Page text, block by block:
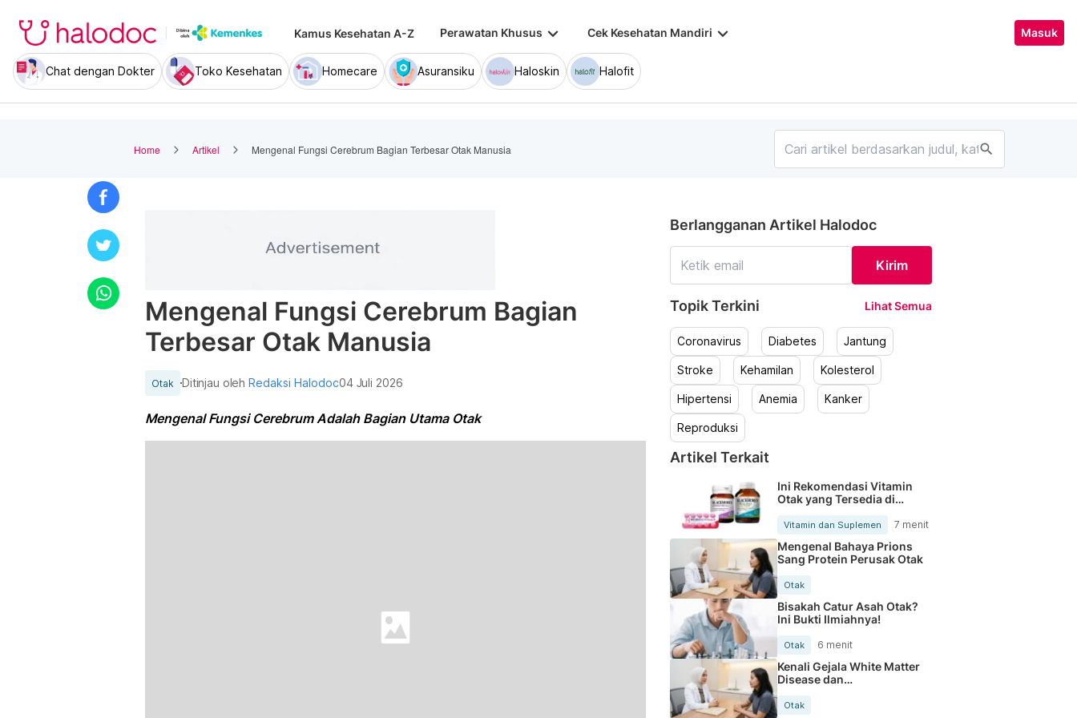
Kamus Kesehatan A-Z Perawatan Khusus keyboard_arrow_down Cek Kesehatan Mandiri keyboard_arrow_down Masuk
Chat dengan Dokter Toko Kesehatan Homecare Asuransiku Haloskin Halofit
Home Artikel Mengenal Fungsi Cerebrum Bagian Terbesar Otak Manusia search
Mengenal Fungsi Cerebrum Bagian
Terbesar Otak Manusia
Otak Ditinjau olehRedaksi Halodoc04 Juli 2026
Mengenal Fungsi Cerebrum Adalah Bagian Utama Otak
Berlangganan Artikel Halodoc
Kirim
Topik Terkini Lihat Semua
Coronavirus Diabetes Jantung
Stroke Kehamilan Kolesterol
Hipertensi Anemia Kanker
Reproduksi
Artikel Terkait
Ini Rekomendasi Vitamin
Otak yang Tersedia di
Vitamin dan Suplemen 7 menit
Mengenal Bahaya Prions
Sang Protein Perusak Otak
Otak
Bisakah Catur Asah Otak?
Ini Bukti Ilmiahnya!
Otak 6 menit
Kenali Gejala White Matter
Disease dan
Otak